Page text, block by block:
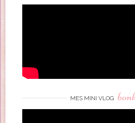
MES MINI VLOG